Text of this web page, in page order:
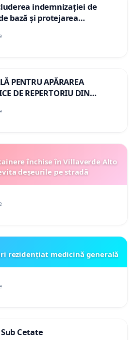
indemnizației de
bază și protejarea
pentru asistenții
PENTRU APĂRAREA
DE REPERTORIU DIN
închise în Villaverde Alto
deșeurile pe stradă
rezidențiat medicină generală
Cetate